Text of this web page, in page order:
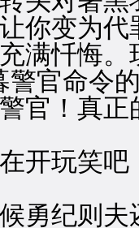
变为代
满忏悔。
官命令
！真正
玩笑吧
纪则夫